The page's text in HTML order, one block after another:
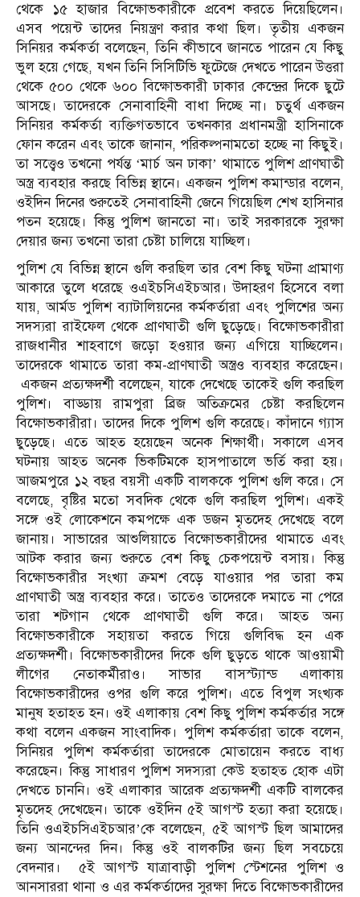
থেকে ১৫ হাজার বিক্ষোভকারীকে প্রবেশ করতে দিয়েছিলেন।
এসব পয়েন্ট তাদের নিয়ন্ত্রণ করার কথা ছিল। তৃতীয় একজন
সিনিয়র কর্মকর্তা বলেছেন, তিনি কীভাবে জানতে পারেন যে কিছু
ভুল হয়ে গেছে, যখন তিনি সিসিটিভি ফুটেজে দেখতে পারেন উত্তরা
থেকে ৫০০ থেকে ৬০০ বিক্ষোভকারী ঢাকার কেন্দ্রের দিকে ছুটে
আসছে। তাদেরকে সেনাবাহিনী বাধা দিচ্ছে না। চতুর্থ একজন
সিনিয়র কর্মকর্তা ব্যক্তিগতভাবে তখনকার প্রধানমন্ত্রী হাসিনাকে
ফোন করেন এবং তাকে জানান, পরিকল্পনামতো হচ্ছে না কিছুই।
তা সত্ত্বেও তখনো পর্যন্ত ‘মার্চ অন ঢাকা’ থামাতে পুলিশ প্রাণঘাতী
অস্ত্র ব্যবহার করছে বিভিন্ন স্থানে। একজন পুলিশ কমান্ডার বলেন,
ওইদিন দিনের শুরুতেই সেনাবাহিনী জেনে গিয়েছিল শেখ হাসিনার
পতন হয়েছে। কিন্তু পুলিশ জানতো না। তাই সরকারকে সুরক্ষা
দেয়ার জন্য তখনো তারা চেষ্টা চালিয়ে যাচ্ছিল।
পুলিশ যে বিভিন্ন স্থানে গুলি করছিল তার বেশ কিছু ঘটনা প্রামাণ্য
আকারে তুলে ধরেছে ওএইচসিএইচআর। উদাহরণ হিসেবে বলা
যায়, আর্মড পুলিশ ব্যাটালিয়নের কর্মকর্তারা এবং পুলিশের অন্য
সদস্যরা রাইফেল থেকে প্রাণঘাতী গুলি ছুড়েছে। বিক্ষোভকারীরা
রাজধানীর শাহবাগে জড়ো হওয়ার জন্য এগিয়ে যাচ্ছিলেন।
তাদেরকে থামাতে তারা কম-প্রাণঘাতী অস্ত্রও ব্যবহার করেছেন।
একজন প্রত্যক্ষদর্শী বলেছেন, যাকে দেখেছে তাকেই গুলি করছিল
পুলিশ। বাড্ডায় রামপুরা ব্রিজ অতিক্রমের চেষ্টা করছিলেন
বিক্ষোভকারীরা। তাদের দিকে পুলিশ গুলি করেছে। কাঁদানে গ্যাস
ছুড়েছে। এতে আহত হয়েছেন অনেক শিক্ষার্থী। সকালে এসব
ঘটনায় আহত অনেক ভিকটিমকে হাসপাতালে ভর্তি করা হয়।
আজমপুরে ১২ বছর বয়সী একটি বালককে পুলিশ গুলি করে। সে
বলেছে, বৃষ্টির মতো সবদিক থেকে গুলি করছিল পুলিশ। একই
সঙ্গে ওই লোকেশনে কমপক্ষে এক ডজন মৃতদেহ দেখেছে বলে
জানায়। সাভারের আশুলিয়াতে বিক্ষোভকারীদের থামাতে এবং
আটক করার জন্য শুরুতে বেশ কিছু চেকপয়েন্ট বসায়। কিন্তু
বিক্ষোভকারীর সংখ্যা ক্রমশ বেড়ে যাওয়ার পর তারা কম
প্রাণঘাতী অস্ত্র ব্যবহার করে। তাতেও তাদেরকে দমাতে না পেরে
তারা শটগান থেকে প্রাণঘাতী গুলি করে। আহত অন্য
বিক্ষোভকারীকে সহায়তা করতে গিয়ে গুলিবিদ্ধ হন এক
প্রত্যক্ষদর্শী। বিক্ষোভকারীদের দিকে গুলি ছুড়তে থাকে আওয়ামী
লীগের নেতাকর্মীরাও। সাভার বাসস্ট্যান্ড এলাকায়
বিক্ষোভকারীদের ওপর গুলি করে পুলিশ। এতে বিপুল সংখ্যক
মানুষ হতাহত হন। ওই এলাকায় বেশ কিছু পুলিশ কর্মকর্তার সঙ্গে
কথা বলেন একজন সাংবাদিক। পুলিশ কর্মকর্তারা তাকে বলেন,
সিনিয়র পুলিশ কর্মকর্তারা তাদেরকে মোতায়েন করতে বাধ্য
করেছেন। কিন্তু সাধারণ পুলিশ সদস্যরা কেউ হতাহত হোক এটা
দেখতে চাননি। ওই এলাকার আরেক প্রত্যক্ষদর্শী একটি বালকের
মৃতদেহ দেখেছেন। তাকে ওইদিন ৫ই আগস্ট হত্যা করা হয়েছে।
তিনি ওএইচসিএইচআর’কে বলেছেন, ৫ই আগস্ট ছিল আমাদের
জন্য আনন্দের দিন। কিন্তু ওই বালকটির জন্য ছিল সবচেয়ে
বেদনার। ৫ই আগস্ট যাত্রাবাড়ী পুলিশ স্টেশনের পুলিশ ও
আনসাররা থানা ও এর কর্মকর্তাদের সুরক্ষা দিতে বিক্ষোভকারীদের